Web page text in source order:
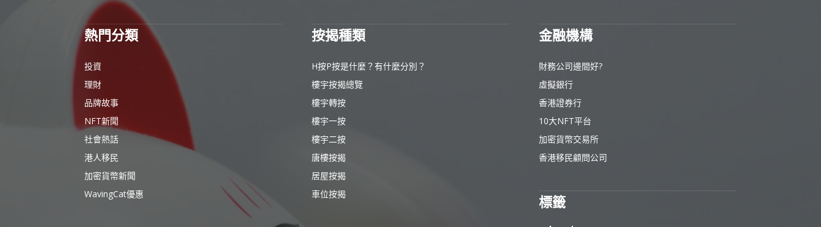
熱門分類
投資
理財
品牌故事
NFT新聞
社會熱話
港人移民
加密貨幣新聞
WavingCat優惠
按揭種類
H按P按是什麼？有什麼分別？
樓宇按揭總覽
樓宇轉按
樓宇一按
樓宇二按
唐樓按揭
居屋按揭
車位按揭
金融機構
財務公司邊間好?
虛擬銀行
香港證券行
10大NFT平台
加密貨幣交易所
香港移民顧問公司
標籤